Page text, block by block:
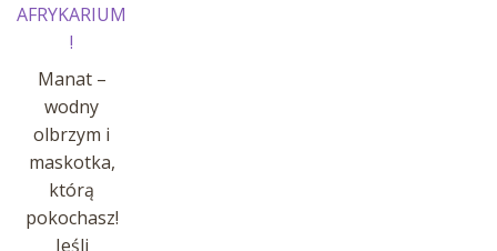
AFRYKARIUM
!
Manat –
wodny
olbrzym i
maskotka,
którą
pokochasz!
Jeśli